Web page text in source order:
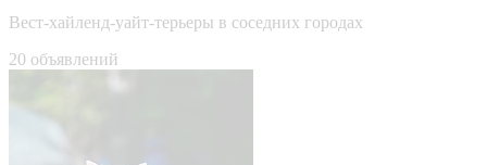
Вест-хайленд-уайт-терьеры в соседних городах
20 объявлений